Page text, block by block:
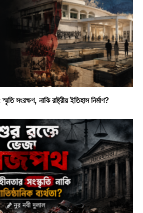
সংরক্ষণ, নাকি রাষ্ট্রীয় ইতিহাস নির্মাণ?